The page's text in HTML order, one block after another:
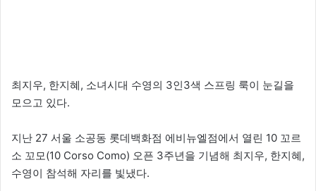
최지우, 한지혜, 소녀시대 수영의 3인3색 스프링 룩이 눈길을
모으고 있다.
지난 27 서울 소공동 롯데백화점 에비뉴엘점에서 열린 10 꼬르
소 꼬모(10 Corso Como) 오픈 3주년을 기념해 최지우, 한지혜,
수영이 참석해 자리를 빛냈다.